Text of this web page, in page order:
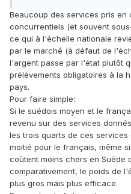
Beaucoup des services pris
concurrentiels (et souvent
ce qui à l'échelle nationale
par le marché (à défaut de
l'argent passe par l'état plutôt
prélèvements obligatoires à la
pays.
Pour faire simple:
Si le suédois moyen et le
revenu sur des services
les trois quarts de ces
moitié pour le français, même
coûtent moins chers en Suède
comparativement, le poids de
plus gros mais plus efficace.